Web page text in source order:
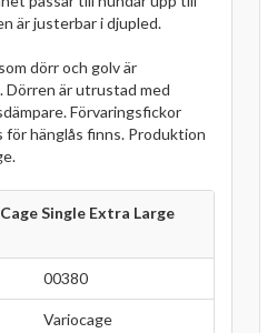
är justerbar i djupled.
dörr och golv är
Dörren är utrustad med
Förvaringsfickor
för hänglås finns. Produktion
Single Extra Large
00380
Variocage